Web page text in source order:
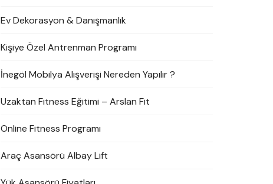
Ev Dekorasyon & Danışmanlık
Kişiye Özel Antrenman Programı
İnegöl Mobilya Alışverişi Nereden Yapılır ?
Uzaktan Fitness Eğitimi – Arslan Fit
Online Fitness Programı
Araç Asansörü Albay Lift